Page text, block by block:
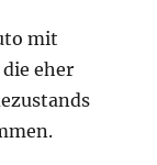
mit
eher